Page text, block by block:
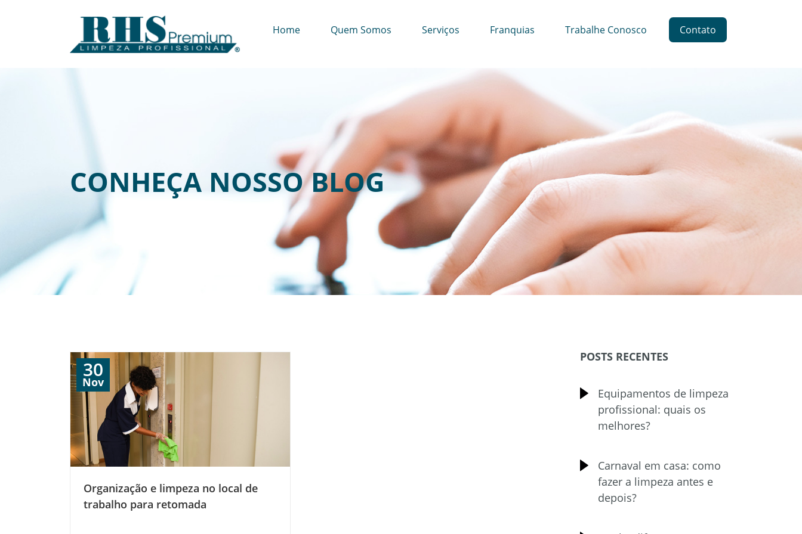
Home Quem Somos Serviços Franquias Trabalhe Conosco Contato
CONHEÇA NOSSO BLOG
30
Nov
Organização e limpeza no local de
trabalho para retomada
POSTS RECENTES
Equipamentos de limpeza
profissional: quais os
melhores?
Carnaval em casa: como
fazer a limpeza antes e
depois?